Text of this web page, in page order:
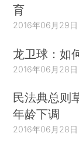
育
2016年06月29日
龙卫球：如
2016年06月28日
民法典总则
年龄下调
2016年06月28日